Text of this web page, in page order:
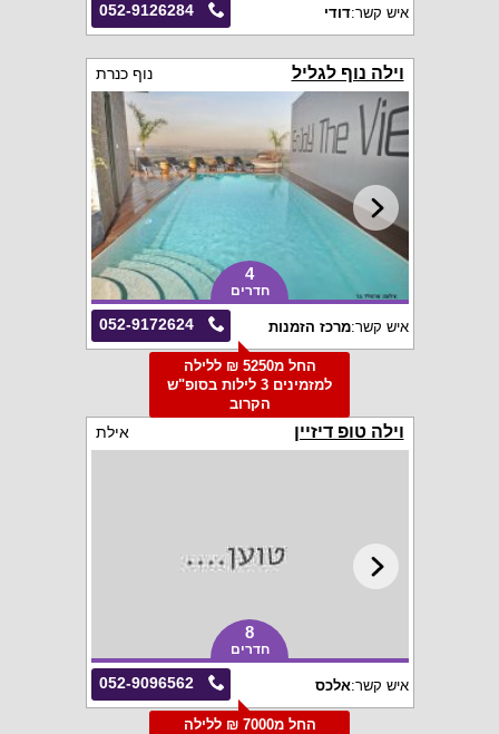
052-9126284 איש קשר:דודי
וילה נוף לגליל נוף כנרת
4
חדרים
052-9172624 איש קשר:מרכז הזמנות
החל מ5250 ₪ ללילה
למזמינים 3 לילות בסופ"ש
הקרוב
וילה טופ דיזיין אילת
8
חדרים
052-9096562 איש קשר:אלכס
החל מ7000 ₪ ללילה